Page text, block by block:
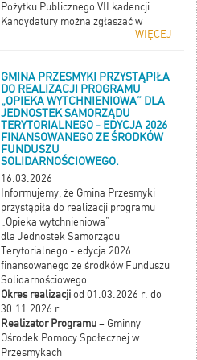
Pożytku Publicznego VII kadencji.
Kandydatury można zgłaszać w
terminie od 20 marca do 13 kwietnia
stronie mrdpp.mazovia.pl.
WIĘCEJ
GMINA PRZESMYKI PRZYSTĄPIŁA
DO REALIZACJI PROGRAMU
„OPIEKA WYTCHNIENIOWA” DLA
JEDNOSTEK SAMORZĄDU
TERYTORIALNEGO - EDYCJA 2026
FINANSOWANEGO ZE ŚRODKÓW
FUNDUSZU
SOLIDARNOŚCIOWEGO.
16.03.2026
Informujemy, że Gmina Przesmyki
przystąpiła do realizacji programu
„Opieka wytchnieniowa”
dla Jednostek Samorządu
Terytorialnego - edycja 2026
finansowanego ze środków Funduszu
Solidarnościowego.
Okres realizacji od 01.03.2026 r. do
30.11.2026 r.
Realizator Programu – Gminny
Ośrodek Pomocy Społecznej w
Przesmykach